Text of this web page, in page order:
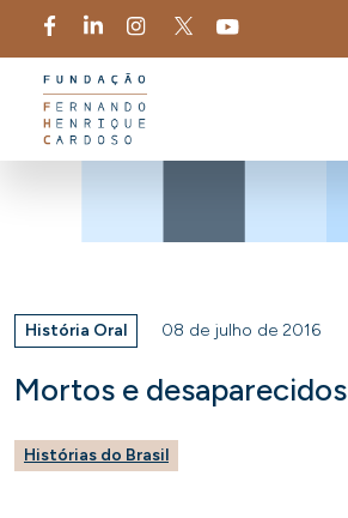
História Oral 08 de julho de 2016
Mortos e desaparecidos
Histórias do Brasil